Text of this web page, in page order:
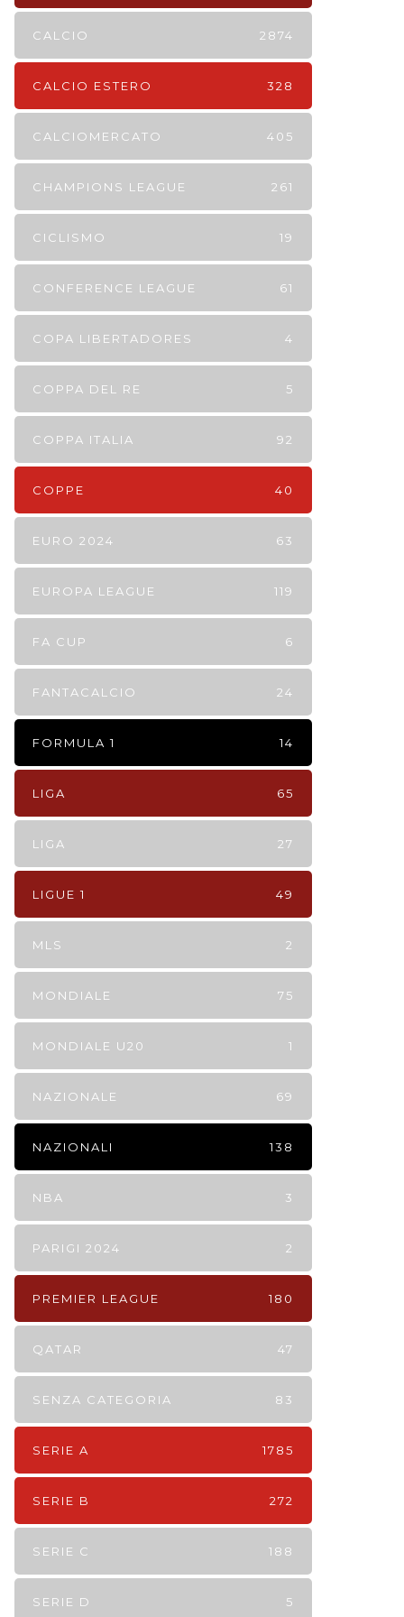
CALCIO 2874
CALCIO ESTERO 328
CALCIOMERCATO 405
CHAMPIONS LEAGUE 261
CICLISMO 19
CONFERENCE LEAGUE 61
COPA LIBERTADORES 4
COPPA DEL RE 5
COPPA ITALIA 92
COPPE 40
EURO 2024 63
EUROPA LEAGUE 119
FA CUP 6
FANTACALCIO 24
FORMULA 1 14
LIGA 65
LIGA 27
LIGUE 1 49
MLS 2
MONDIALE 75
MONDIALE U20 1
NAZIONALE 69
NAZIONALI 138
NBA 3
PARIGI 2024 2
PREMIER LEAGUE 180
QATAR 47
SENZA CATEGORIA 83
SERIE A 1785
SERIE B 272
SERIE C 188
SERIE D 5